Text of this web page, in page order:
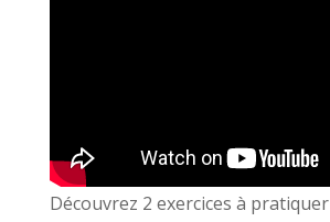
Découvrez 2 exercices à pratiquer